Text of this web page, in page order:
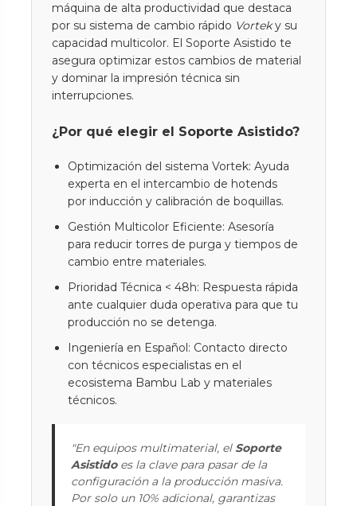
máquina de alta productividad que destaca
por su sistema de cambio rápido Vorteky su
capacidad multicolor. El Soporte Asistido te
asegura optimizar estos cambios de material
y dominar la impresión técnica sin
interrupciones.
¿Por qué elegir el Soporte Asistido?
Optimización del sistema Vortek: Ayuda
experta en el intercambio de hotends
por inducción y calibración de boquillas.
Gestión Multicolor Eficiente: Asesoría
para reducir torres de purga y tiempos de
cambio entre materiales.
Prioridad Técnica < 48h: Respuesta rápida
ante cualquier duda operativa para que tu
producción no se detenga.
Ingeniería en Español: Contacto directo
con técnicos especialistas en el
ecosistema Bambu Lab y materiales
técnicos.
"En equipos multimaterial, el Soporte
Asistidoes la clave para pasar de la
configuración a la producción masiva.
Por solo un 10% adicional, garantizas